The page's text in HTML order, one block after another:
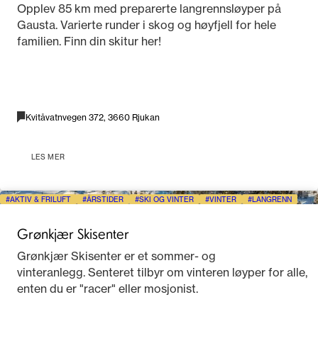
Opplev 85 km med preparerte langrennsløyper på
Gausta. Varierte runder i skog og høyfjell for hele
familien. Finn din skitur her!
Kvitåvatnvegen 372, 3660 Rjukan
LES MER
AKTIV & FRILUFT ÅRSTIDER SKI OG VINTER VINTER LANGRENN
Grønkjær Skisenter
Grønkjær Skisenter er et sommer- og
vinteranlegg. Senteret tilbyr om vinteren løyper for alle,
enten du er "racer" eller mosjonist.